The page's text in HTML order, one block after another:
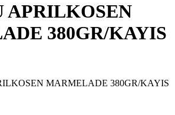
APRILKOSEN
380GR/KAYIS
MARMELADE 380GR/KAYIS